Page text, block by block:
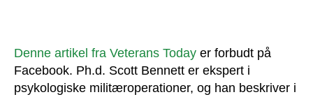
var
falsk
flag
Denne artikel fra Veterans Today er forbudt på
Facebook. Ph.d. Scott Bennett er ekspert i
psykologiske militæroperationer, og han beskriver i